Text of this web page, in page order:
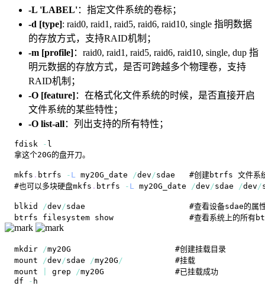
-L 'LABEL'：指定文件系统的卷标；
-d [type]: raid0, raid1, raid5, raid6, raid10, single 指明数据
的存放方式，支持RAID机制；
-m [profile]：raid0, raid1, raid5, raid6, raid10, single, dup 指
明元数据的存放方式，是否可跨越多个物理卷，支持
RAID机制；
-O [feature]：在格式化文件系统的时候，是否直接开启
文件系统的某些特性；
-O list-all：列出支持的所有特性；
fdisk -
mkfs . btrfs - L my20G_date /dev /
#也可以多块硬盘mkfs . btrfs - L my20G_date /dev /sdae /dev /
blkid /dev /sdae                      #查看设备sdae的属
mkdir /
mount
/dev /sdae /my20G /
mount
grep /
df
-